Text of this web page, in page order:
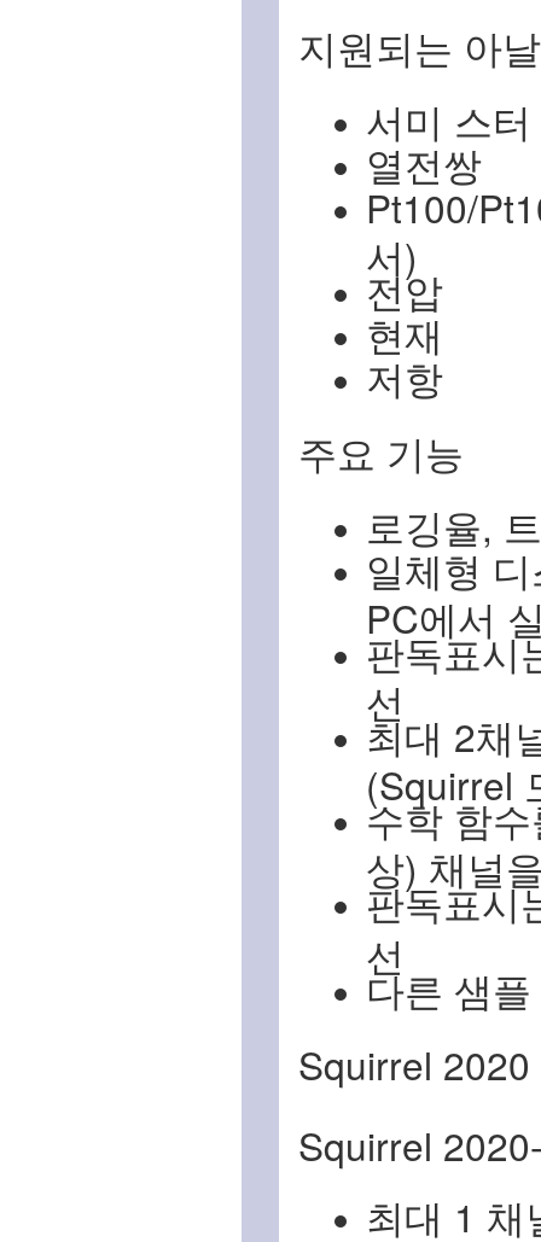
지원되는 아
서미 스터
열전쌍
Pt100/
서)
전압
현재
저항
주요 기능
로깅율,
일체형
PC에서
판독표시
선
최대 2채
(Squirrel
수학 함
상) 채널
판독표시
선
다른 샘
Squirrel
Squirrel
최대 1 채